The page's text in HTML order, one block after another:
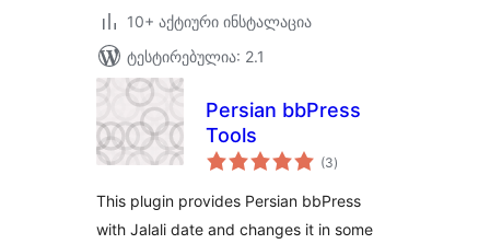
10+ აქტიური ინსტალაცია
ტესტირებულია: 2.1
Persian bbPress
Tools
(3საერთო
რეიტინგი
)
This plugin provides Persian bbPress
with Jalali date and changes it in some